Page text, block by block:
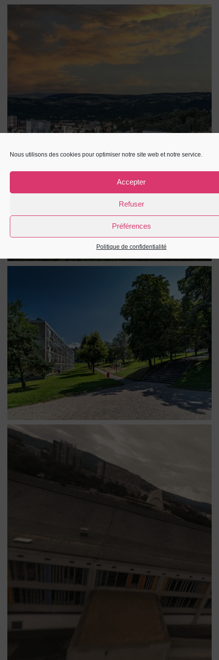
Nous utilisons des cookies pour optimiser notre site web et notre service.
Accepter
Refuser
Préférences
Politique de confidentialité
haute en couleur, ouverte sur la nature
Firminy vert